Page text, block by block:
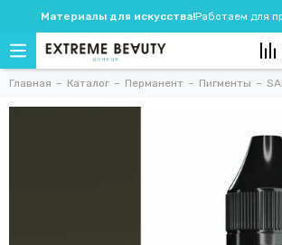
Материалы для искусства!Работаем для
Главная Каталог Перманент Пигменты